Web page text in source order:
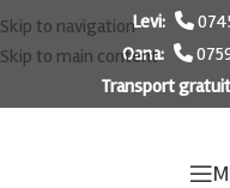
Skip to navigation
Skip to main content
Levi:
Oana:
Transport